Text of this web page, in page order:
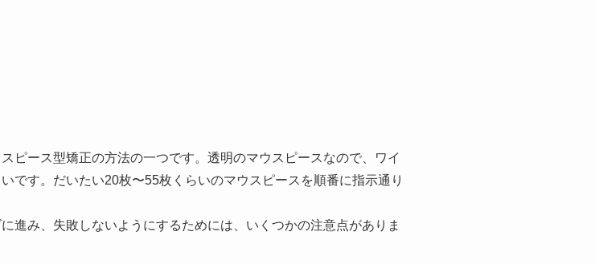
ピース型矯正の方法の一つです。透明のマウスピースなので、ワイ
です。だいたい20枚〜55枚くらいのマウスピースを順番に指示通り
進み、失敗しないようにするためには、いくつかの注意点がありま